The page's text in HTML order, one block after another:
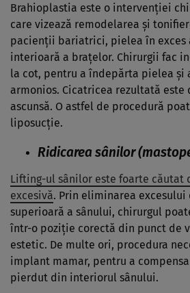
Brahioplastia este o intervenției
care vizează remodelarea și
pacienții bariatrici, pielea în exces
interioară a brațelor. Chirurgii fac
la cot, pentru a îndepărta pielea și
armonios. Cicatricea rezultată este
ascunsă. O astfel de procedură
liposucție.
Ridicarea sânilor
Lifting-ul sânilor este foarte căutat
excesivă. Prin eliminarea
superioară a sânului, chirurgul
într-o poziție corectă din punct de
estetic. De multe ori, procedura
implant mamar, pentru a
pierdut din interiorul sânului.